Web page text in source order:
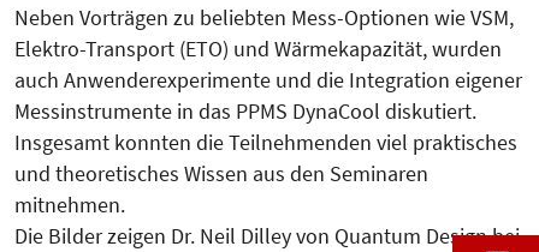
Neben Vorträgen zu beliebten Mess-Optionen wie VSM,
Elektro-Transport (ETO) und Wärmekapazität, wurden
auch Anwen­derexperimente und die Integration eigener
Messinstrumente in das PPMS DynaCool diskutiert.
Insgesamt konnten die Teilnehmenden viel praktisches
und theoretisches Wis­sen aus den Seminaren
mitnehmen.
Die Bilder zeigen Dr. Neil Dilley von Quantum Design bei